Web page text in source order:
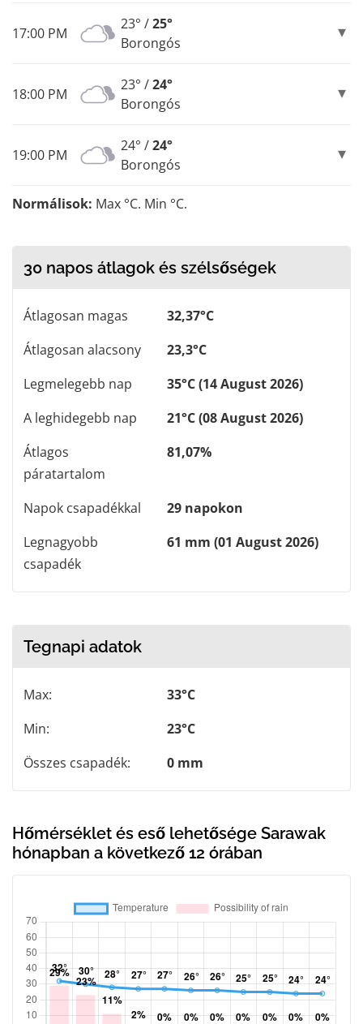
17:00 PM
23° /25°
Borongós
18:00 PM
23° /24°
Borongós
19:00 PM
24° /24°
Borongós
Normálisok: Max °C. Min °C.
30 napos átlagok és szélsőségek
Átlagosan magas
32,37°C
Átlagosan alacsony
23,3°C
Legmelegebb nap
35°C (14 August 2026)
A leghidegebb nap
21°C (08 August 2026)
Átlagos
páratartalom
81,07%
Napok csapadékkal
29 napokon
Legnagyobb
csapadék
61 mm (01 August 2026)
Tegnapi adatok
Max:
33°C
Min:
23°C
Összes csapadék:
0 mm
Hőmérséklet és eső lehetősége Sarawak
hónapban a következő 12 órában